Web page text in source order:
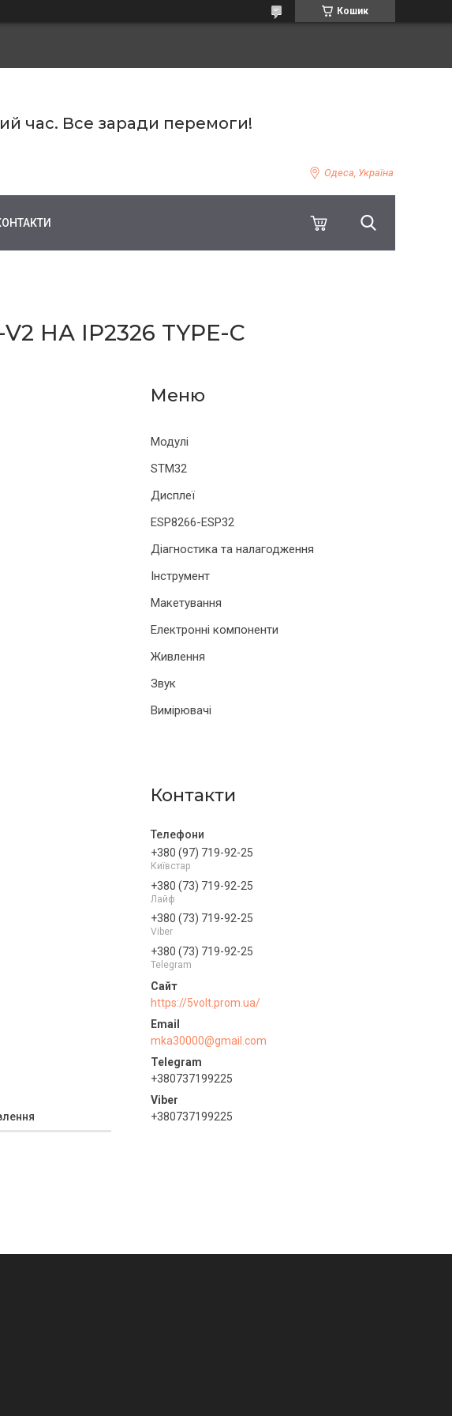
Кошик
час. Все заради перемоги!
Одеса, Україна
НА IP2326 TYPE-C
Модулі
STM32
Дисплеї
ESP8266-ESP32
Діагностика та налагодження
Інструмент
Макетування
Електронні компоненти
Живлення
Звук
Вимірювачі
Контакти
+380 (97) 719-92-25
Київстар
+380 (73) 719-92-25
Лайф
+380 (73) 719-92-25
Viber
+380 (73) 719-92-25
Telegram
https://5volt.prom.ua/
mka30000@gmail.com
+380737199225
+380737199225